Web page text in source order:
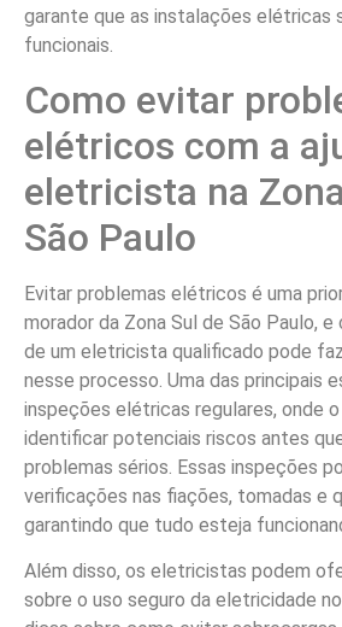
garante que as instalações elétricas
funcionais.
Como evitar
elétricos com a
eletricista na
São Paulo
Evitar problemas elétricos é uma
morador da Zona Sul de São Paulo,
de um eletricista qualificado pode
nesse processo. Uma das principais
inspeções elétricas regulares, onde
identificar potenciais riscos antes
problemas sérios. Essas inspeções
verificações nas fiações, tomadas e
garantindo que tudo esteja
Além disso, os eletricistas podem
sobre o uso seguro da eletricidade